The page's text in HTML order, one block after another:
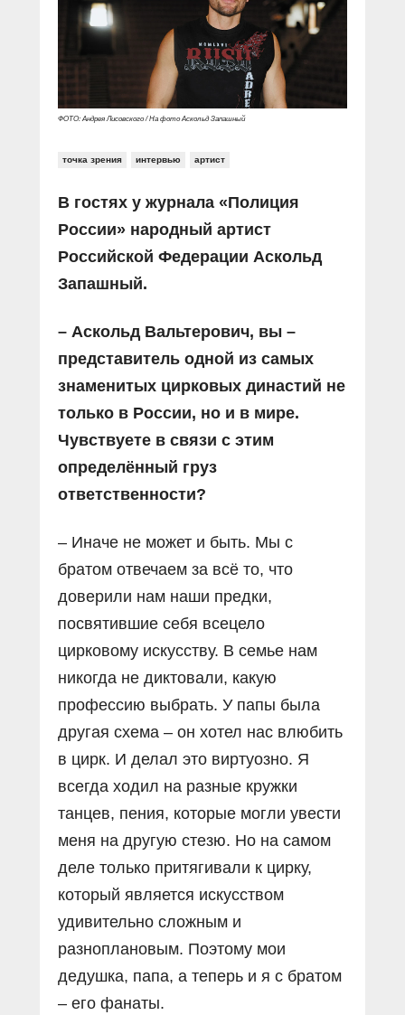
Социальные ролики
Документальные фильмы
Прямой разговор
В знании сила
Специальный репортаж
КиберПОСТОВОЙ
Газета «Щит и меч»
Журнал «Полиция России»
О ПОРТАЛЕ
Контакты
Вакансии
ФОТО: Андрея Лисовского / На фото Аскольд Запашный
точка зрения интервью артист
В гостях у журнала «Полиция
России» народный артист
Российской Федерации Аскольд
Запашный.
– Аскольд Вальтерович, вы –
представитель одной из самых
знаменитых цирковых династий не
только в России, но и в мире.
Чувствуете в связи с этим
определённый груз
ответственности?
– Иначе не может и быть. Мы с
братом отвечаем за всё то, что
доверили нам наши предки,
посвятившие себя всецело
цирковому искусству. В семье нам
никогда не диктовали, какую
профессию выбрать. У папы была
другая схема – он хотел нас влюбить
в цирк. И делал это виртуозно. Я
всегда ходил на разные кружки
танцев, пения, которые могли увести
меня на другую стезю. Но на самом
деле только притягивали к цирку,
который является искусством
удивительно сложным и
разноплановым. Поэтому мои
дедушка, папа, а теперь и я с братом
– его фанаты.